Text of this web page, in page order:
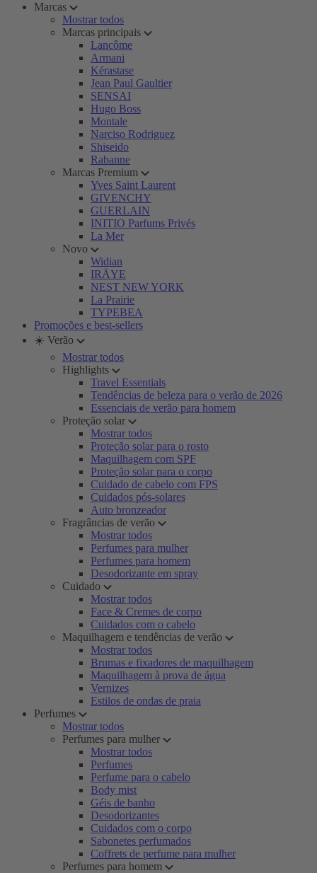
Marcas
Mostrar todos
Marcas principais
Lancôme
Armani
Kérastase
Jean Paul Gaultier
SENSAI
Hugo Boss
Montale
Narciso Rodriguez
Shiseido
Rabanne
Marcas Premium
Yves Saint Laurent
GIVENCHY
GUERLAIN
INITIO Parfums Privés
La Mer
Novo
Widian
IRÄYE
NEST NEW YORK
La Prairie
TYPEBEA
Promoções e best-sellers
☀️ Verão
Mostrar todos
Highlights
Travel Essentials
Tendências de beleza para o verão de 2026
Essenciais de verão para homem
Proteção solar
Mostrar todos
Proteção solar para o rosto
Maquilhagem com SPF
Proteção solar para o corpo
Cuidado de cabelo com FPS
Cuidados pós-solares
Auto bronzeador
Fragrâncias de verão
Mostrar todos
Perfumes para mulher
Perfumes para homem
Desodorizante em spray
Cuidado
Mostrar todos
Face & Cremes de corpo
Cuidados com o cabelo
Maquilhagem e tendências de verão
Mostrar todos
Brumas e fixadores de maquilhagem
Maquilhagem à prova de água
Vernizes
Estilos de ondas de praia
Perfumes
Mostrar todos
Perfumes para mulher
Mostrar todos
Perfumes
Perfume para o cabelo
Body mist
Géis de banho
Desodorizantes
Cuidados com o corpo
Sabonetes perfumados
Coffrets de perfume para mulher
Perfumes para homem